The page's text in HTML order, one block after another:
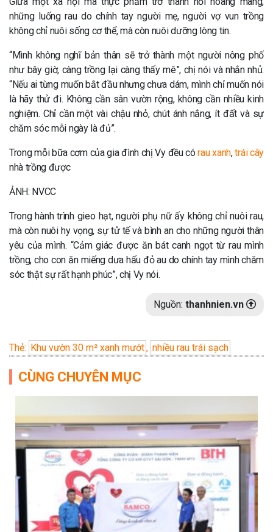
những luống rau do chính tay người mẹ, người vợ vun trồng
không chỉ nuôi sống cơ thể, mà còn nuôi dưỡng lòng tin.
“Mình không nghĩ bản thân sẽ trở thành một người nông phố
như bây giờ, càng trồng lại càng thấy mê”, chị nói và nhắn nhủ:
“Nếu ai từng muốn bắt đầu nhưng chưa dám, mình chỉ muốn nói
là hãy thử đi. Không cần sân vườn rộng, không cần nhiều kinh
nghiệm. Chỉ cần một vài chậu nhỏ, chút ánh nắng, ít đất và sự
chăm sóc mỗi ngày là đủ”.
Trong mỗi bữa cơm của gia đình chị Vy đều córau xanh,trái cây
nhà trồng được
ẢNH: NVCC
Trong hành trình gieo hạt, người phụ nữ ấy không chỉ nuôi rau,
mà còn nuôi hy vọng, sự tử tế và bình an cho những người thân
yêu của mình. “Cảm giác được ăn bát canh ngọt từ rau mình
trồng, cho con ăn miếng dưa hấu đỏ au do chính tay mình chăm
sóc thật sự rất hạnh phúc”, chị Vy nói.
Nguồn: thanhnien.vn
Thẻ: Khu vườn 30 m² xanh mướt, nhiều rau trái sạch
CÙNG CHUYÊN MỤC